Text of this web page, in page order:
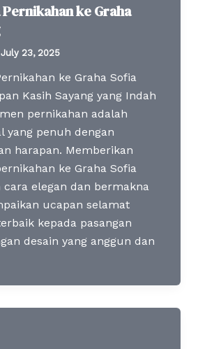
ke Graha
July 23, 2025
ke Graha Sofia
Kasih Sayang yang Indah
pernikahan adalah
yang penuh dengan
harapan. Memberikan
ke Graha Sofia
cara elegan dan bermakna
ucapan selamat
kepada pasangan
desain yang anggun dan